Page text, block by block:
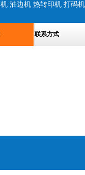
油边机 热转印机 打码
联系方式